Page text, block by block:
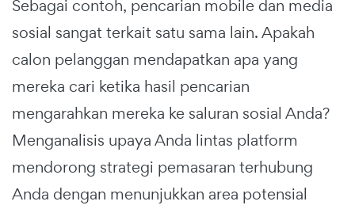
Sebagai contoh, pencarian mobile dan media
sosial sangat terkait satu sama lain. Apakah
calon pelanggan mendapatkan apa yang
mereka cari ketika hasil pencarian
mengarahkan mereka ke saluran sosial Anda?
Menganalisis upaya Anda lintas platform
mendorong strategi pemasaran terhubung
Anda dengan menunjukkan area potensial